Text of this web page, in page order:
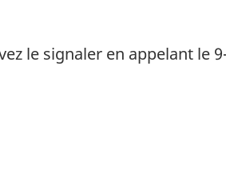
le signaler en appelant le